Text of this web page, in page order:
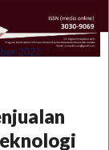
2023
/